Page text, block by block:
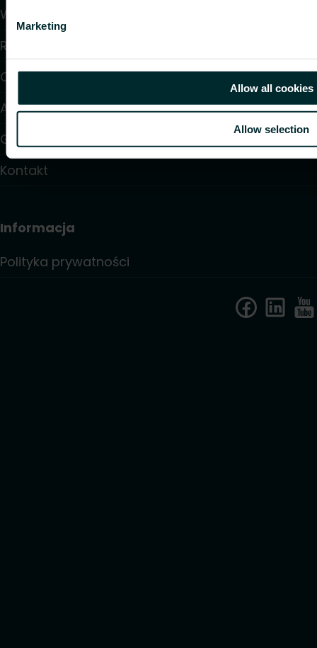
Marketing
Allow all cookies
Allow selection
Wsparcie
Rozwiązania
O nas
Artykuły
Gdzie kupić
Kontakt
Informacja
Polityka prywatności